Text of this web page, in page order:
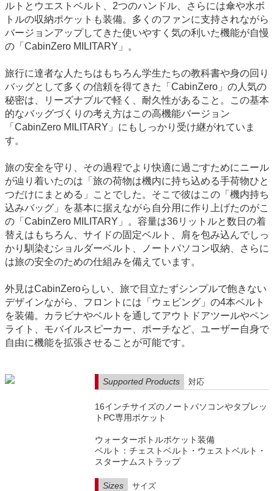
ルトとウエストベルト、2つのハンドル、さらには傘や水ボ
トルの収納ポケットも装備。多くのファンに支持されながら
バージョンアップしてきた使いやすく気の利いた機能が自慢
の「CabinZero MILITARY」。
旅行に達者な人たちはもちろん学生たちの教科書や身の回り
バッグとして多くの信頼を得てきた「CabinZero」の人気の
秘密は、リーズナブルで軽く、耐久性があること。この基本
的なバッグづくりの考え方はこの高機能バージョン
「CabinZero MILITARY」にもしっかり受け継がれていま
す。
旅の安全を守り、その過程でより快適に過ごすためにニール
が辿り着いたのは「旅の荷物は機内に持ち込める手荷物ひと
つだけにまとめる」ことでした。そこで彼はこの「機内持ち
込みバッグ」を基本に据えながら自分用に作り上げたのがこ
の「CabinZero MILITARY」。容量は36リットルと数日の着
替えはもちろん、サイドの固定ベルト、肩を包み込んでしっ
かり馴染むショルダーベルト、ノートパソコン収納、さらに
は旅の安全のための仕組みを備えています。
外見はCabinZeroらしい、旅で目立たずシンプルで飽きない
デザインながら、フロントには「ウェビング」の4本ベルト
を装備。カラビナやベルトを通してアウトドアツールやペン
ライト、モバイルスピーカー、ポーチなど、ユーザー自身で
自由に機能を拡張させることが可能です。
Supported Products 対応
16インチサイズのノートパソコンやタブレッ
トPC専用ポケット
ウォーターボトルポケット装備
ベルト：チェストベルト・ウェストベルト・
スターナムストラップ
Sizes サイズ